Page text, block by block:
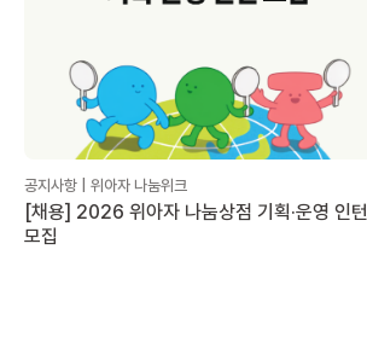
공지사항 | 위아자 나눔위크
[채용] 2026 위아자 나눔상점 기획·운영 인턴
모집